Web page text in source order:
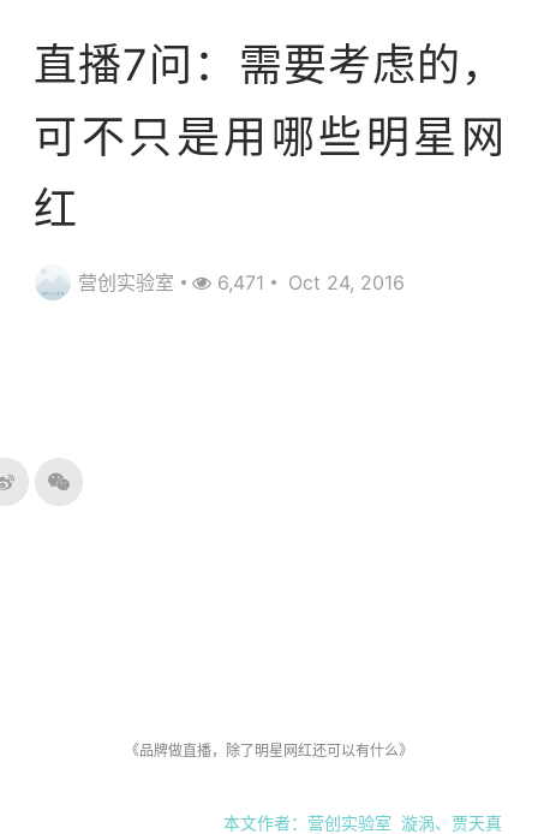
直播7问：需要考虑的，
可不只是用哪些明星网
红
营创实验室 6,471 Oct 24, 2016
《品牌做直播，除了明星网红还可以有什么》
本文作者：营创实验室 漩涡、贾天真